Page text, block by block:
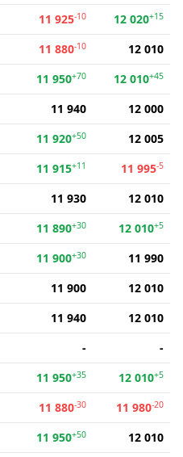
11 925-10 12 020+15
11 880-10
12 010
11 950+70 12 010+45
11 940
12 000
11 920+50
12 005
11 915+11 11 995-5
11 930
12 010
11 890+30 12 010+5
11 900+30
11 990
11 900
12 010
11 940
12 010
-
-
11 950+35 12 010+5
11 880-30 11 980-20
11 950+50
12 010